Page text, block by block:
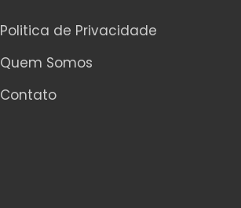
Politica de Privacidade
Quem Somos
Contato